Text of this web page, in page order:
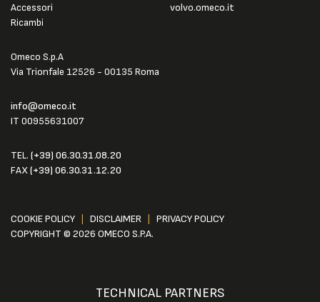
Omeco S.p.A
Via Trionfale 12526 - 00135 Roma
info@omeco.it
IT 00955631007
TEL. (+39) 06.30.31.08.20
FAX(+39) 06.30.31.12.20
Accessori
Ricambi
volvo.omeco.it
COOKIE POLICY DISCLAIMER
PRIVACY POLICY
COPYRIGHT © 2026 OMECO S.P.A.
TECHNICAL PARTNERS